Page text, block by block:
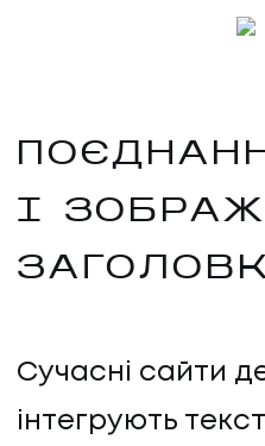
І
Сучасні сайти
інтегрують